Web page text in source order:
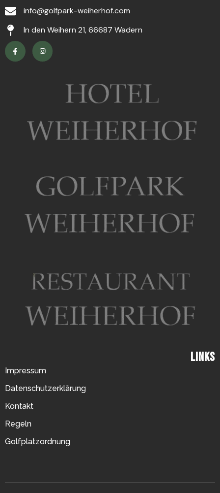
info@golfpark-weiherhof.com
In den Weihern 21, 66687 Wadern
Links
Impressum
Datenschutzerklärung
Kontakt
Regeln
Golfplatzordnung